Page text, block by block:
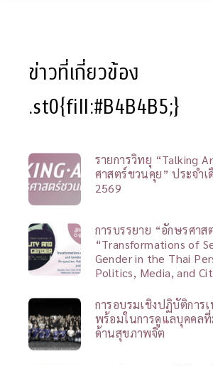
ข่าวที่เกี่ยวข้อง
.st0{fill:#B4B4B5;}
รายการวิทยุ “Talking
ศาสตร์ชวนคุย” ประจำเ
2569
การบรรยาย “อักษรศาส
“Transformations of
Gender in the Thai
Politics, Media, and
การอบรมเชิงปฏิบัติการ
พร้อมในการดูแลบุคคล
ด้านสุขภาพจิต